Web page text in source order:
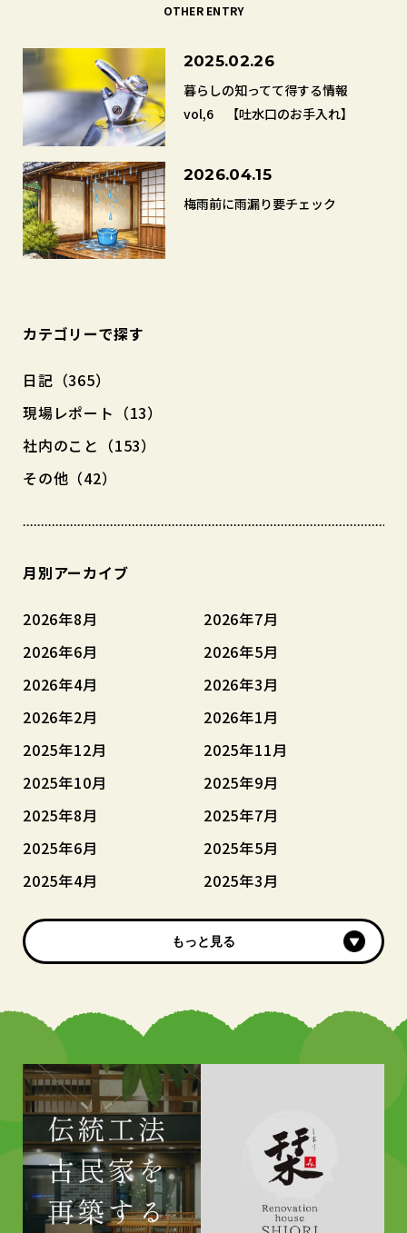
OTHER ENTRY
2025.02.26
暮らしの知ってて得する情報
vol,6 【吐水口のお手入れ】
2026.04.15
梅雨前に雨漏り要チェック
カテゴリーで探す
日記（365）
現場レポート（13）
社内のこと（153）
その他（42）
月別アーカイブ
2026年8月
2026年7月
2026年6月
2026年5月
2026年4月
2026年3月
2026年2月
2026年1月
2025年12月
2025年11月
2025年10月
2025年9月
2025年8月
2025年7月
2025年6月
2025年5月
2025年4月
2025年3月
もっと見る
もっと見る